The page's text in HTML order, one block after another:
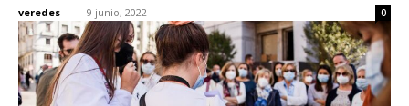
veredes - 9 junio, 2022 0